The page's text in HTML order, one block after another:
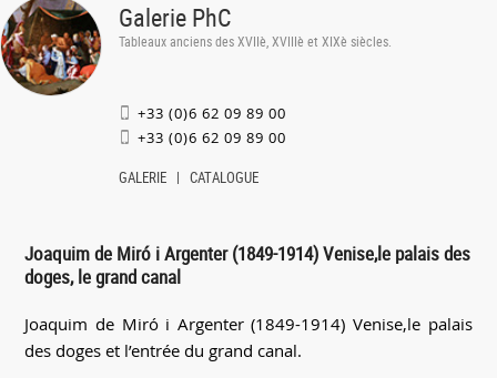
Galerie PhC
Tableaux anciens des XVIIè, XVIIIè et XIXè siècles.
+33 (0)6 62 09 89 00
+33 (0)6 62 09 89 00
GALERIE CATALOGUE
Joaquim de Miró i Argenter (1849-1914) Venise,le palais des
doges, le grand canal
Joaquim de Miró i Argenter (1849-1914) Venise,le palais
des doges et l’entrée du grand canal.